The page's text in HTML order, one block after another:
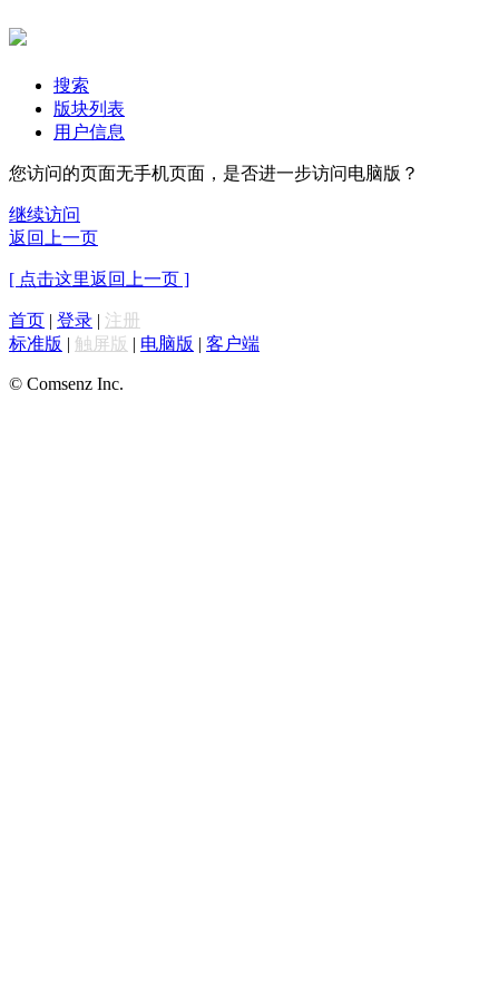
搜索
版块列表
用户信息
您访问的页面无手机页面，是否进一步访问电脑版？
继续访问
返回上一页
[ 点击这里返回上一页 ]
首页 | 登录 | 注册
标准版 | 触屏版 | 电脑版 | 客户端
© Comsenz Inc.